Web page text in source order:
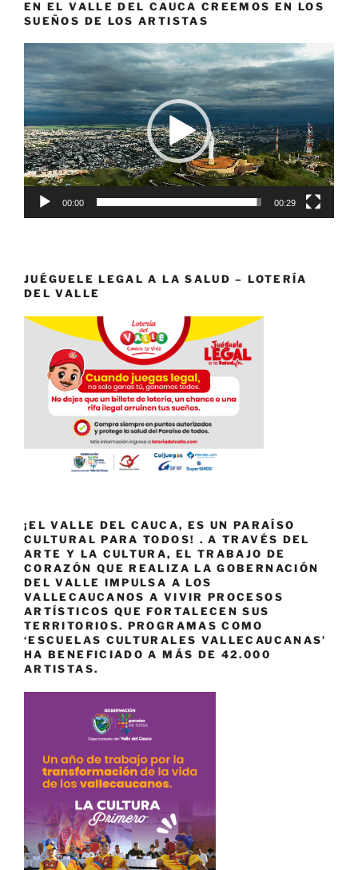
EN EL VALLE DEL CAUCA CREEMOS EN LOS
SUEÑOS DE LOS ARTISTAS
Reproductor
de
vídeo
00:00 00:29
JUÉGUELE LEGAL A LA SALUD – LOTERÍA
DEL VALLE
¡EL VALLE DEL CAUCA, ES UN PARAÍSO
CULTURAL PARA TODOS! . A TRAVÉS DEL
ARTE Y LA CULTURA, EL TRABAJO DE
CORAZÓN QUE REALIZA LA GOBERNACIÓN
DEL VALLE IMPULSA A LOS
VALLECAUCANOS A VIVIR PROCESOS
ARTÍSTICOS QUE FORTALECEN SUS
TERRITORIOS. PROGRAMAS COMO
‘ESCUELAS CULTURALES VALLECAUCANAS’
HA BENEFICIADO A MÁS DE 42.000
ARTISTAS.